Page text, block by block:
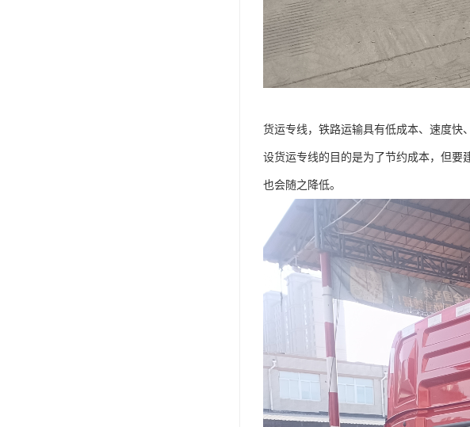
货运专线，铁路运输具有低成本、速度
设货运专线的目的是为了节约成本，但要
也会随之降低。